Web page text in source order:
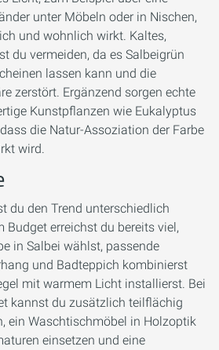
unter Möbeln oder in Nischen,
und wohnlich wirkt. Kaltes,
du vermeiden, da es Salbeigrün
lassen kann und die
zerstört. Ergänzend sorgen echte
Kunstpflanzen wie Eukalyptus
die Natur-Assoziation der Farbe
wird.
du den Trend unterschiedlich
Budget erreichst du bereits viel,
in Salbei wählst, passende
und Badteppich kombinierst
mit warmem Licht installierst. Bei
kannst du zusätzlich teilflächig
ein Waschtischmöbel in Holzoptik
einsetzen und eine